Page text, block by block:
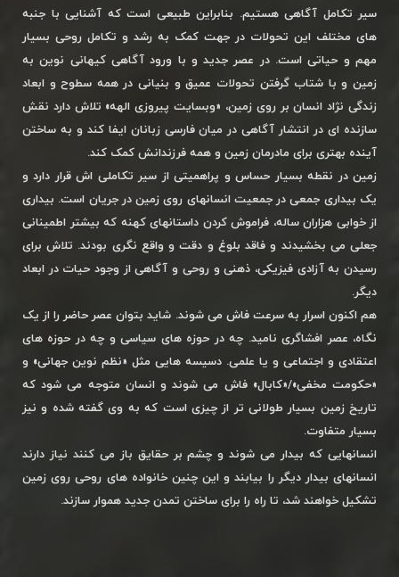
سیر تکامل آگاهی هستیم. بنابراین طبیعی است که آشنایی با جنبه
های مختلف این تحولات در جهت کمک به رشد و تکامل روحی بسیار
مهم و حیاتی است. در عصر جدید و با ورود آگاهی کیهانی نوین به
زمین و با شتاب گرفتن تحولات عمیق و بنیانی در همه سطوح و ابعاد
زندگی نژاد انسان بر روی زمین، «وبسایت پیروزی الهه» تلاش دارد نقش
سازنده ای در انتشار آگاهی در میان فارسی زبانان ایفا کند و به ساختن
آینده بهتری برای مادرمان زمین و همه فرزندانش کمک کند.
زمین در نقطه بسیار حساس و پراهمیتی از سیر تکاملی اش قرار دارد و
یک بیداری جمعی در جمعیت انسانهای روی زمین در جریان است. بیداری
از خوابی هزاران ساله، فراموش کردن داستانهای کهنه که بیشتر اطمینانی
جعلی می بخشیدند و فاقد بلوغ و دقت و واقع نگری بودند. تلاش برای
رسیدن به آزادی فیزیکی، ذهنی و روحی و آگاهی از وجود حیات در ابعاد
دیگر.
هم اکنون اسرار به سرعت فاش می شوند. شاید بتوان عصر حاضر را از یک
نگاه، عصر افشاگری نامید. چه در حوزه های سیاسی و چه در حوزه های
اعتقادی و اجتماعی و یا علمی. دسیسه هایی مثل «نظم نوین جهانی» و
«حکومت مخفی»/«کابال» فاش می شوند و انسان متوجه می شود که
تاریخ زمین بسیار طولانی تر از چیزی است که به وی گفته شده و نیز
بسیار متفاوت.
انسانهایی که بیدار می شوند و چشم بر حقایق باز می کنند نیاز دارند
انسانهای بیدار دیگر را بیابند و این چنین خانواده های روحی روی زمین
تشکیل خواهند شد، تا راه را برای ساختن تمدن جدید هموار سازند.